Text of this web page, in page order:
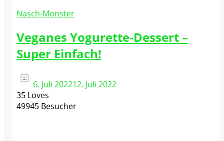
Nasch-Monster
Veganes Yogurette-Dessert –
Super Einfach!
6. Juli 202212. Juli 2022
35 Loves
49945 Besucher